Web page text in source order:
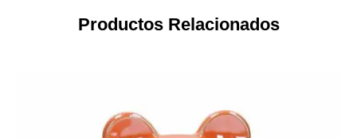
Productos Relacionados